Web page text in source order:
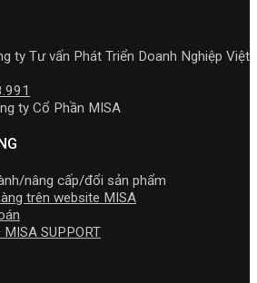
Download
R2
cập
5.5.2
ty Tư vấn Phát Triển Doanh Nghiệp Việt
ty Cổ Phần MISA
nâng cấp/đổi sản phẩm
trên website MISA
SUPPORT